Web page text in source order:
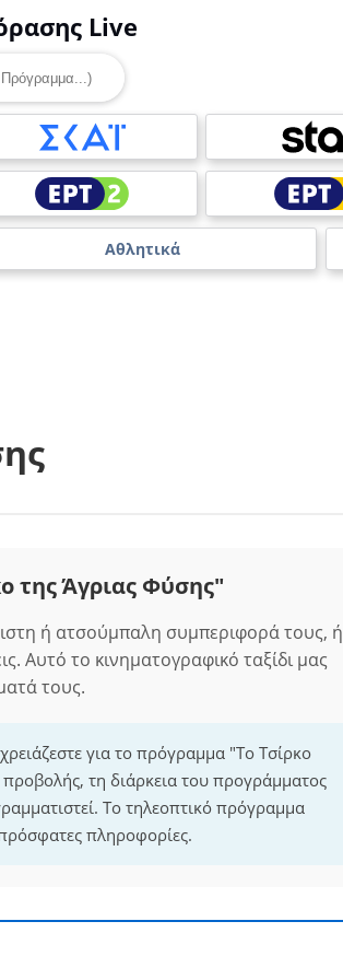
Live
Αθλητικά
της Άγριας Φύσης"
ή ατσούμπαλη συμπεριφορά τους, ή
Αυτό το κινηματογραφικό ταξίδι μας
τους.
για το πρόγραμμα "Το Τσίρκο
τη διάρκεια του προγράμματος
Το τηλεοπτικό πρόγραμμα
πληροφορίες.